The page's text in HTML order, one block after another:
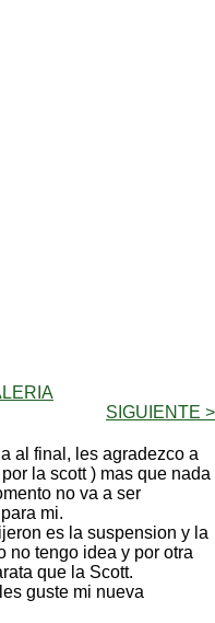
SIGUIENTE >
al final, les agradezco a
la scott ) mas que nada
no va a ser
mi.
es la suspension y la
no tengo idea y por otra
que la Scott.
guste mi nueva